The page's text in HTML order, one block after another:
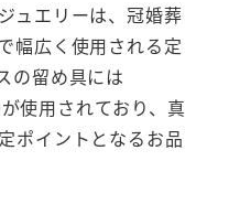
ュエリーは、冠婚葬
幅広く使用される定
の留め具には
使用されており、真
ポイントとなるお品